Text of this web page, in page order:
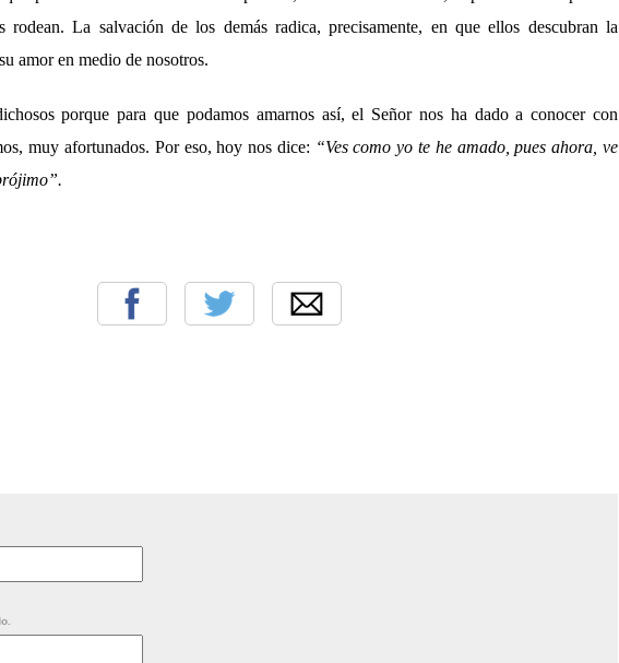
La salvación de los demás radica, precisamente, en que ellos descubran la
amor en medio de nosotros.
porque para que podamos amarnos así, el Señor nos ha dado a conocer con
muy afortunados. Por eso, hoy nos dice: “Ves como yo te he amado, pues ahora, ve